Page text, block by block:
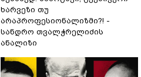
ხარვეზი თუ
არაპროფესიონალიზმი?! -
სანდრო თვალჭრელიძის
ანალიზი